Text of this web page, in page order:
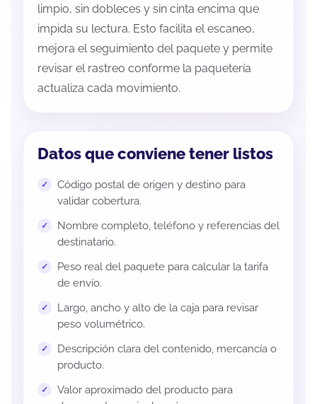
limpio, sin dobleces y sin cinta encima que
impida su lectura. Esto facilita el escaneo,
mejora el seguimiento del paquete y permite
revisar el rastreo conforme la paquetería
actualiza cada movimiento.
Datos que conviene tener listos
Código postal de origen y destino para
validar cobertura.
Nombre completo, teléfono y referencias del
destinatario.
Peso real del paquete para calcular la tarifa
de envío.
Largo, ancho y alto de la caja para revisar
peso volumétrico.
Descripción clara del contenido, mercancía o
producto.
Valor aproximado del producto para